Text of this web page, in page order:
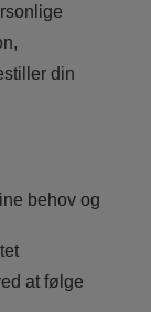
din
behov og
at følge